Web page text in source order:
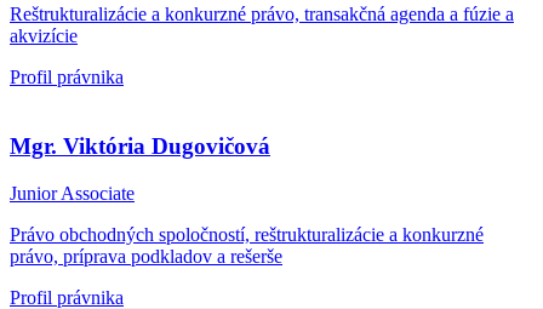
Reštrukturalizácie a konkurzné právo, transakčná agenda a fúzie a
akvizície
Profil právnika
Mgr. Viktória Dugovičová
Junior Associate
Právo obchodných spoločností, reštrukturalizácie a konkurzné
právo, príprava podkladov a rešerše
Profil právnika